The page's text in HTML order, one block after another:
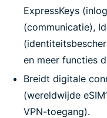
ExpressKeys
(communicatie),
en meer functies
Breidt digitale
(wereldwijde
VPN-toegang).